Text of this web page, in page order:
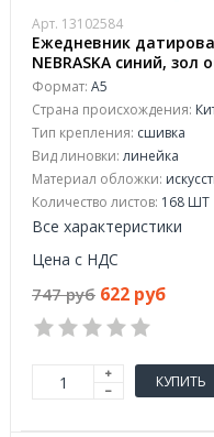
Арт. 13102584
Ежедневник
NEBRASKA синий, зол
Формат: А5
Страна происхождения:
Тип крепления: сшивка
Вид линовки: линейка
Материал обложки:
Количество листов: 168 ШТ
Все характеристики
Цена с НДС
747 руб 622 руб
КУПИТЬ